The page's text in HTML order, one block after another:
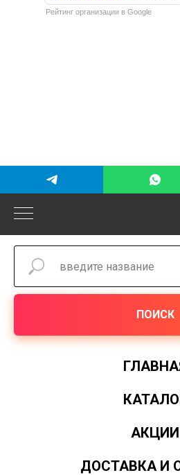
Рейтинг организации в Google
ПОИСК
АКЦИИ
ДОСТАВКА И